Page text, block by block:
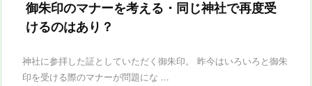
御朱印のマナーを考える・同じ神社で再度受
けるのはあり？
神社に参拝した証としていただく御朱印。 昨今はいろいろと御朱
印を受ける際のマナーが問題にな ...